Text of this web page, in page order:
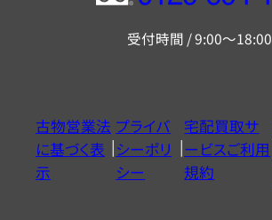
ー
ヤ
ル
0120604117
受付時間 / 9:00～18:00
古物営業法
に基づく表
示
プライバ
シーポリ
シー
宅配買取サ
ービスご利用
規約